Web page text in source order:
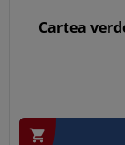
Cartea
